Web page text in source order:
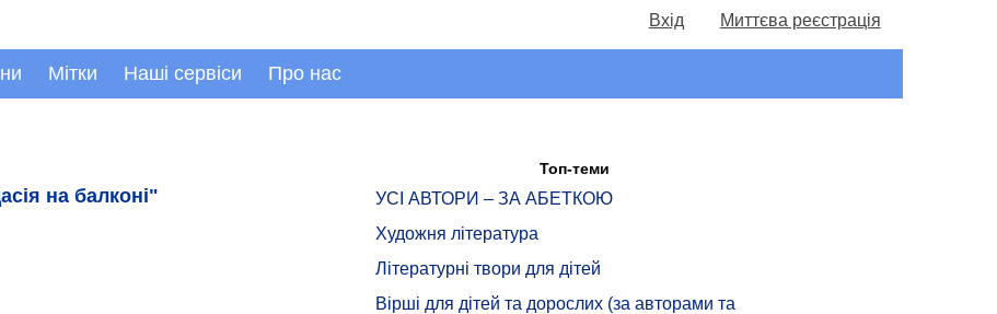
Вхід Миттєва реєстрація
Мітки Наші сервіси Про нас
на балконі"
Топ-теми
УСІ АВТОРИ – ЗА АБЕТКОЮ
Художня література
Літературні твори для дітей
Вірші для дітей та дорослих (за авторами та